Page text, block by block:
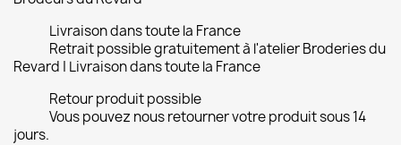
Livraison dans toute la France
Retrait possible gratuitement à l'atelier Broderies du
Revard | Livraison dans toute la France
Retour produit possible
Vous pouvez nous retourner votre produit sous 14
jours.